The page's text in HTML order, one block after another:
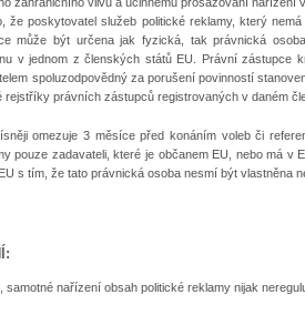
že poskytovatel služeb politické reklamy, který
může být určena jak fyzická, tak právnická
v jednom z členských států EU. Právní zástupce
spoluzodpovědný za porušení povinností
rejstříky právních zástupců registrovaných v daném
omezuje 3 měsíce před konáním voleb či
pouze zadavateli, které je občanem EU, nebo má v
s tím, že tato právnická osoba nesmí být vlastněna
, samotné nařízení obsah politické reklamy nijak